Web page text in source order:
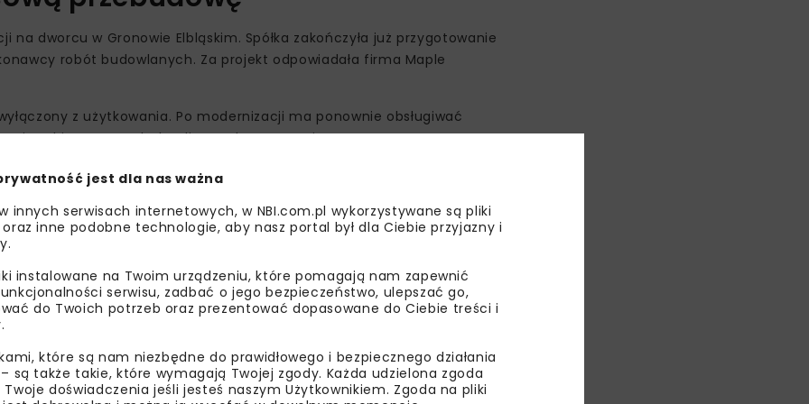
na dworcu w Gronowie Elbląskim. Spółka zakończyła już przygotowanie
robót budowlanych. Za projekt odpowiadała firma Maple
z użytkowania. Po modernizacji ma ponownie obsługiwać
historycznych detali oraz dostosowanie wnętrz
miejsce na biletomat oraz automat z przekąskami i napojami.
Gmina Gronowo Elbląskie zamierza wynająć ponad 300 mkw.
jest dla nas ważna
innych serwisach internetowych, w NBI.com.pl wykorzystywane są pliki
inne podobne technologie, aby nasz portal był dla Ciebie przyjazny i
instalowane na Twoim urządzeniu, które pomagają nam zapewnić
serwisu, zadbać o jego bezpieczeństwo, ulepszać go,
do Twoich potrzeb oraz prezentować dopasowane do Ciebie treści i
które są nam niezbędne do prawidłowego i bezpiecznego działania
są także takie, które wymagają Twojej zgody. Każda udzielona zgoda
doświadczenia jeśli jesteś naszym Użytkownikiem. Zgoda na pliki